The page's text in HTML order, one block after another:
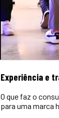
Experiência e
O que faz o
para uma marca